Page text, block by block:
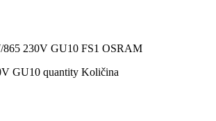
865 230V GU10 FS1 OSRAM
GU10 quantity Količina